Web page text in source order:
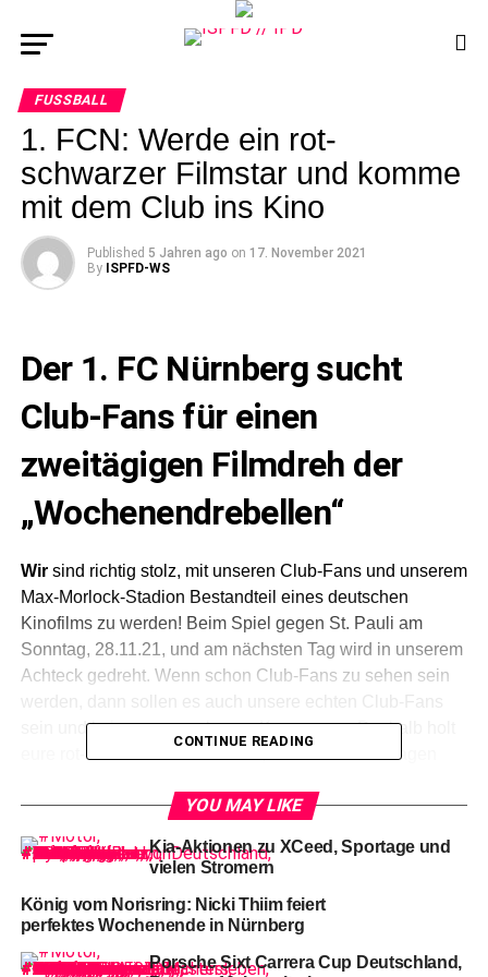
FUSSBALL
1. FCN: Werde ein rot-
schwarzer Filmstar und komme
mit dem Club ins Kino
Published 5 Jahren ago on 17. November 2021
By ISPFD-WS
Der 1. FC Nürnberg sucht
Club-Fans für einen
zweitägigen Filmdreh der
„Wochenendrebellen“
Wirsind richtig stolz, mit unseren Club-Fans und unserem
Max-Morlock-Stadion Bestandteil eines deutschen
Kinofilms zu werden! Beim Spiel gegen St. Pauli am
Sonntag, 28.11.21, und am nächsten Tag wird in unserem
Achteck gedreht. Wenn schon Club-Fans zu sehen sein
sein und keine angeworbenen Komparsen. Deshalb holt
eure rot-schwarzen Kutten raus, seid an beiden Tagen
findet ihr alle wichtigen Informationen:
Der Film
WOCHENENDREBELLEN:
InWOCHENENDREBELLEN, basierend auf einer
CONTINUE READING
YOU MAY LIKE
Kia-Aktionen zu XCeed, Sportage und
vielen Stromern
König vom Norisring: Nicki Thiim feiert
perfektes Wochenende in Nürnberg
Porsche Sixt Carrera Cup Deutschland,